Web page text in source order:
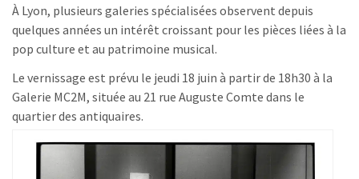
À Lyon, plusieurs galeries spécialisées observent depuis
quelques années un intérêt croissant pour les pièces liées à la
pop culture et au patrimoine musical.
Le vernissage est prévu le jeudi 18 juin à partir de 18h30 à la
Galerie MC2M, située au 21 rue Auguste Comte dans le
quartier des antiquaires.